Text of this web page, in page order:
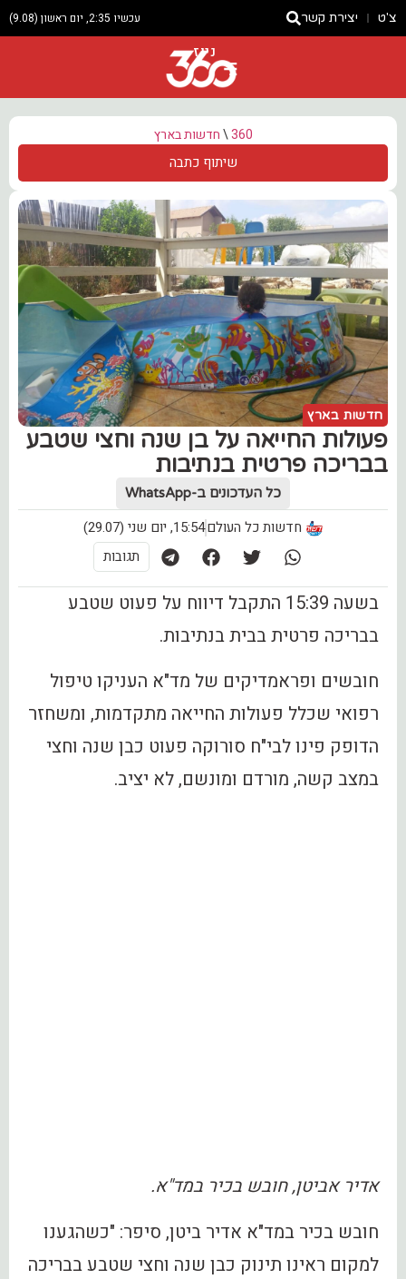
צ'ט יצירת קשר עכשיו 2:35, יום ראשון (9.08)
ניוז
360
\חדשות בארץ
שיתוף כתבה
חדשות בארץ
פעולות החייאה על בן שנה וחצי שטבע
בבריכה פרטית בנתיבות
כל העדכונים ב-WhatsApp
חדשות כל העולם15:54, יום שני (29.07)
תגובות
בשעה 15:39 התקבל דיווח על פעוט שטבע
בבריכה פרטית בבית בנתיבות.
חובשים ופראמדיקים של מד"א העניקו טיפול
רפואי שכלל פעולות החייאה מתקדמות, ומשחזר
הדופק פינו לבי"ח סורוקה פעוט כבן שנה וחצי
במצב קשה, מורדם ומונשם, לא יציב.
אדיר אביטן, חובש בכיר במד"א.
חובש בכיר במד"א אדיר ביטן, סיפר: "כשהגענו
למקום ראינו תינוק כבן שנה וחצי שטבע בבריכה